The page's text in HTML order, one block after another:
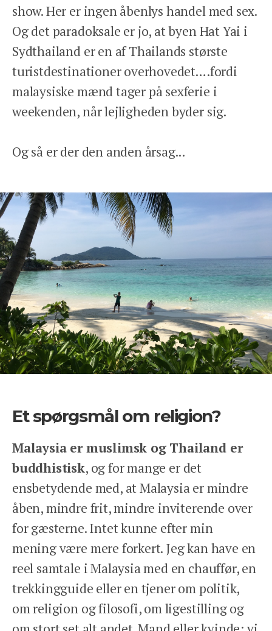
show. Her er ingen åbenlys handel med sex.
Og det paradoksale er jo, at byen Hat Yai i
Sydthailand er en af Thailands største
turistdestinationer overhovedet….fordi
malaysiske mænd tager på sexferie i
weekenden, når lejligheden byder sig.
Og så er der den anden årsag...
Et spørgsmål om religion?
Malaysia er muslimsk og Thailand er
buddhistisk, og for mange er det
ensbetydende med, at Malaysia er mindre
åben, mindre frit, mindre inviterende over
for gæsterne. Intet kunne efter min
mening være mere forkert. Jeg kan have en
reel samtale i Malaysia med en chauffør, en
trekkingguide eller en tjener om politik,
om religion og filosofi, om ligestilling og